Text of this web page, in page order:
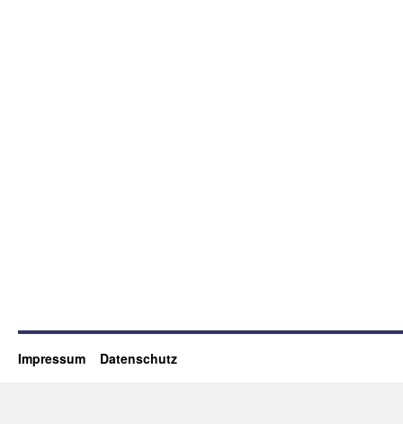
Impressum Datenschutz